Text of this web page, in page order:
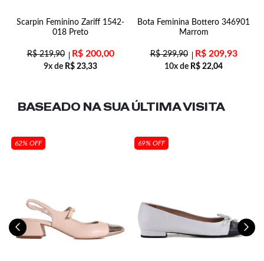
Scarpin Feminino Zariff 1542-
018 Preto
R$219,90 R$200,00
9x de R$ 23,33
Bota Feminina Bottero 346901
Marrom
R$299,90 R$209,93
10x de R$ 22,04
BASEADO NA SUAÚLTIMA VISITA
62% OFF 69% OFF